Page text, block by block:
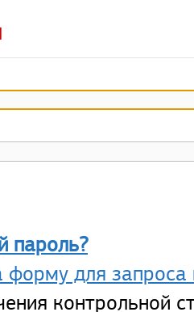
пароль?
форму для запроса
контрольной